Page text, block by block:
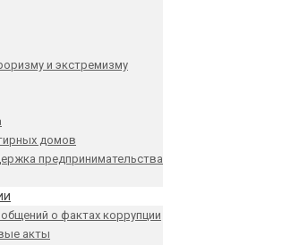
и экстремизму
домов
предпринимательства
о фактах коррупции
акты